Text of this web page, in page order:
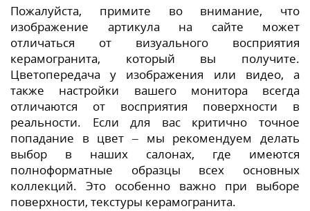
Пожалуйста, примите во внимание, что
изображение артикула на сайте может
отличаться от визуального восприятия
керамогранита, который вы получите.
Цветопередача у изображения или видео, а
также настройки вашего монитора всегда
отличаются от восприятия поверхности в
реальности. Если для вас критично точное
попадание в цвет – мы рекомендуем делать
выбор в наших салонах, где имеются
полноформатные образцы всех основных
коллекций. Это особенно важно при выборе
поверхности, текстуры керамогранита.